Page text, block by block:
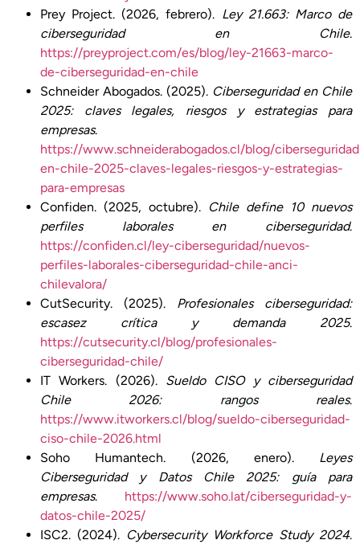
Prey Project. (2026, febrero). Ley 21.663: Marco de
ciberseguridad en Chile.
https://preyproject.com/es/blog/ley-21663-marco-
de-ciberseguridad-en-chile
Schneider Abogados. (2025). Ciberseguridad en Chile
2025: claves legales, riesgos y estrategias para
empresas.
https://www.schneiderabogados.cl/blog/
en-chile-2025-claves-legales-riesgos-y-estrategias-
para-empresas
Confiden. (2025, octubre). Chile define 10 nuevos
perfiles laborales en ciberseguridad.
https://confiden.cl/ley-ciberseguridad/nuevos-
perfiles-laborales-ciberseguridad-chile-anci-
chilevalora/
CutSecurity. (2025). Profesionales ciberseguridad:
escasez crítica y demanda 2025.
https://cutsecurity.cl/blog/profesionales-
ciberseguridad-chile/
IT Workers. (2026). Sueldo CISO y ciberseguridad
Chile 2026: rangos reales.
https://www.itworkers.cl/blog/sueldo-ciberseguridad-
ciso-chile-2026.html
Soho Humantech. (2026, enero). Leyes
Ciberseguridad y Datos Chile 2025: guía para
empresas. https://www.soho.lat/ciberseguridad-y-
datos-chile-2025/
ISC2. (2024). Cybersecurity Workforce Study 2024.